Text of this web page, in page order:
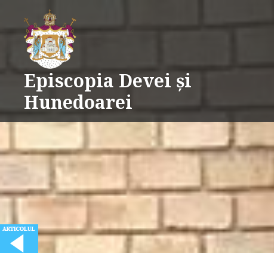
content
Episcopia Devei și
Hunedoarei